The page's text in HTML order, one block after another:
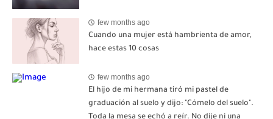
few months ago
Cuando una mujer está hambrienta de amor,
hace estas 10 cosas
few months ago
El hijo de mi hermana tiró mi pastel de
graduación al suelo y dijo: "Cómelo del suelo".
Toda la mesa se echó a reír. No dije ni una